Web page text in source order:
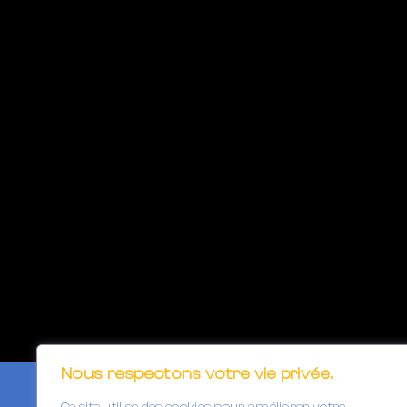
Nous respectons votre vie privée.